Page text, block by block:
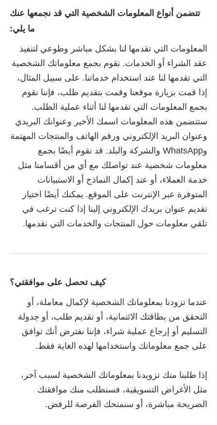
تتضمن أنواع المعلومات الشخصية التي قد نجمعها عنك
ما يلي:
المعلومات التي تقدمها لنا بشكل مباشر وطوعي لتنفيذ
عقد الشراء أو الخدمات. نقوم بجمع معلوماتك الشخصية
التي تقدمها لنا عند استخدام خدماتنا. على سبيل المثال،
إذا قمت بزيارة موقعنا وقمت بتقديم طلب، فإننا نقوم
بجمع المعلومات التي تقدمها لنا أثناء عملية الطلب.
ستتضمن هذه المعلومات اسمك الأخير وعنوانك البريدي
وعنوان البريد الإلكتروني ورقم الهاتف والمنتجات المهتمة
وWhatsApp والشركة والبلد. قد نقوم أيضًا بجمع
معلومات شخصية عند تواصلك مع أي من أقسامنا مثل
خدمة العملاء، أو عند إكمال النماذج أو الاستبيانات
المتوفرة عبر الإنترنت على الموقع. يمكنك أيضًا اختيار
تقديم عنوان بريدك الإلكتروني إلينا إذا كنت ترغب في
تلقي معلومات حول المنتجات والخدمات التي نقدمها.
كيف تحصل على موافقتي؟
عندما تزودنا بمعلوماتك الشخصية لإكمال معاملة، أو
التحقق من بطاقتك الائتمانية، أو تقديم طلب، أو جدولة
التسليم أو إرجاع عملية شراء، فإننا نفترض أنك توافق
على جمع معلوماتك واستخدامها لهذه الغاية فقط.
إذا طلبنا منك تزويدنا بمعلوماتك الشخصية لسبب آخر،
مثل الأغراض التسويقية، فسنطلب منك موافقتك
الصريحة مباشرة، أو سنمنحك الفرصة للرفض.